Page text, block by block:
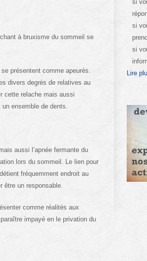
à bruxisme du sommeil se
présentent comme apeurés.
divers degrés de relatives au
cette relache mais aussi
ensemble de dents.
aussi l’apnée fermante du
lors du sommeil. Le lien pour
fréquemment endroit au
être un responsable.
comme réalités aux
impayé en le privation du
si
si
si
Lire